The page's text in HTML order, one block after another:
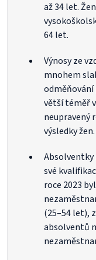
až 34 let.
64 let.
Výnosy ze
mnohem
větší téměř
neupravený
výsledky žen.
Absolventky
své
roce 2023
(25–54 let),
absolventů